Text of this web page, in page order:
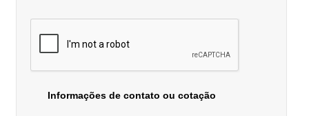
Informações de contato ou cotação